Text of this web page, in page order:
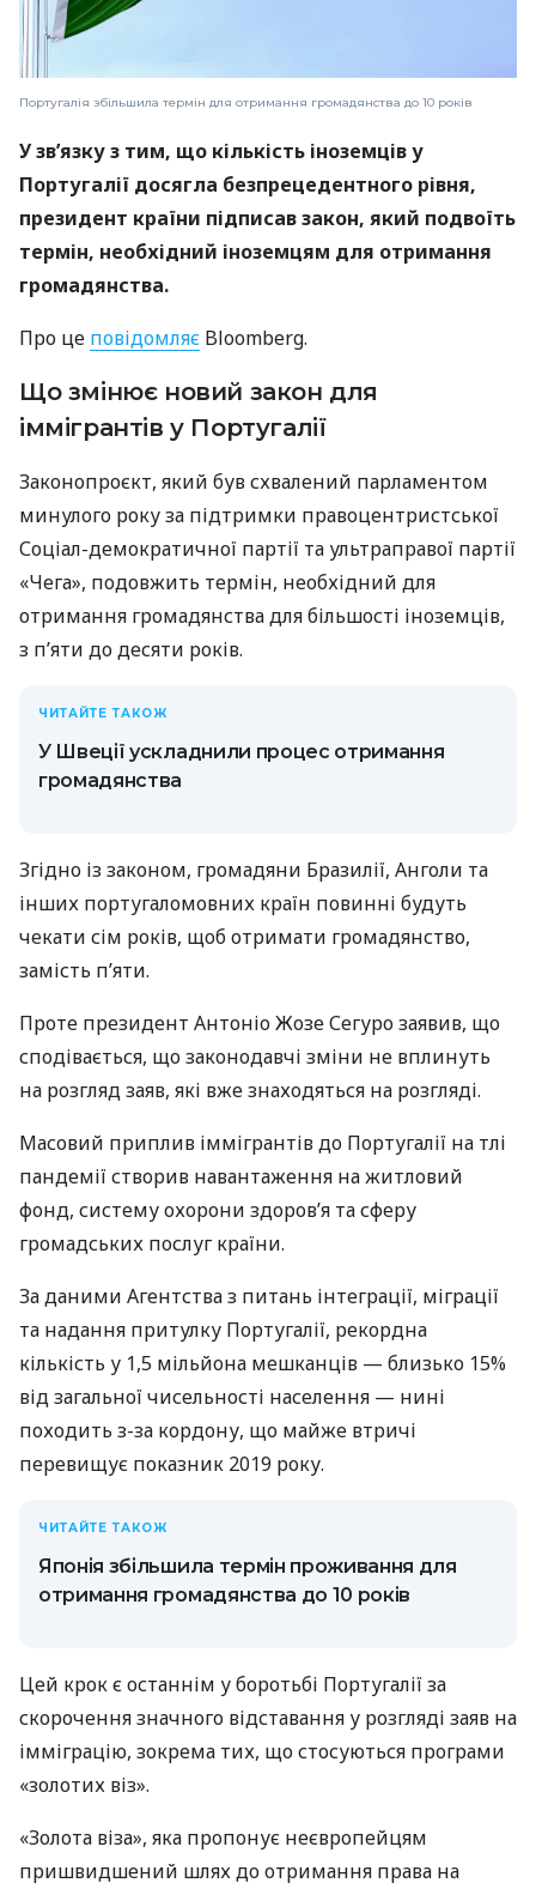
Португалія збільшила термін для отримання громадянства до 10 років
У зв’язку з тим, що кількість іноземців у
Португалії досягла безпрецедентного рівня,
президент країни підписав закон, який подвоїть
термін, необхідний іноземцям для отримання
громадянства.
Про це повідомляє Bloomberg.
Що змінює новий закон для
іммігрантів у Португалії
Законопроєкт, який був схвалений парламентом
минулого року за підтримки правоцентристської
Соціал-демократичної партії та ультраправої партії
«Чега», подовжить термін, необхідний для
отримання громадянства для більшості іноземців,
з п’яти до десяти років.
ЧИТАЙТЕ ТАКОЖ
У Швеції ускладнили процес отримання
громадянства
Згідно із законом, громадяни Бразилії, Анголи та
інших португаломовних країн повинні будуть
чекати сім років, щоб отримати громадянство,
замість п’яти.
Проте президент Антоніо Жозе Сегуро заявив, що
сподівається, що законодавчі зміни не вплинуть
на розгляд заяв, які вже знаходяться на розгляді.
Масовий приплив іммігрантів до Португалії на тлі
пандемії створив навантаження на житловий
фонд, систему охорони здоров’я та сферу
громадських послуг країни.
За даними Агентства з питань інтеграції, міграції
та надання притулку Португалії, рекордна
кількість у 1,5 мільйона мешканців — близько 15%
від загальної чисельності населення — нині
походить з-за кордону, що майже втричі
перевищує показник 2019 року.
ЧИТАЙТЕ ТАКОЖ
Японія збільшила термін проживання для
отримання громадянства до 10 років
Цей крок є останнім у боротьбі Португалії за
скорочення значного відставання у розгляді заяв на
імміграцію, зокрема тих, що стосуються програми
«золотих віз».
«Золота віза», яка пропонує неєвропейцям
пришвидшений шлях до отримання права на